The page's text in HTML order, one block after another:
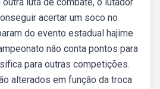
acertar um soco no
do evento estadual hajime
não conta pontos para
para outras competições.
alterados em função da troca